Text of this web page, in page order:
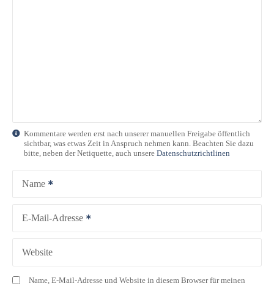
Kommentare werden erst nach unserer manuellen Freigabe öffentlich
sichtbar, was etwas Zeit in Anspruch nehmen kann. Beachten Sie dazu
bitte, neben der Netiquette, auch unsereDatenschutzrichtlinen
Name
E-Mail-Adresse
Website
Name, E-Mail-Adresse und Website in diesem Browser für meinen